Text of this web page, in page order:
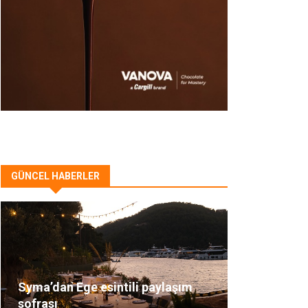
GÜNCEL HABERLER
Syma’dan Ege esintili paylaşım
sofrası